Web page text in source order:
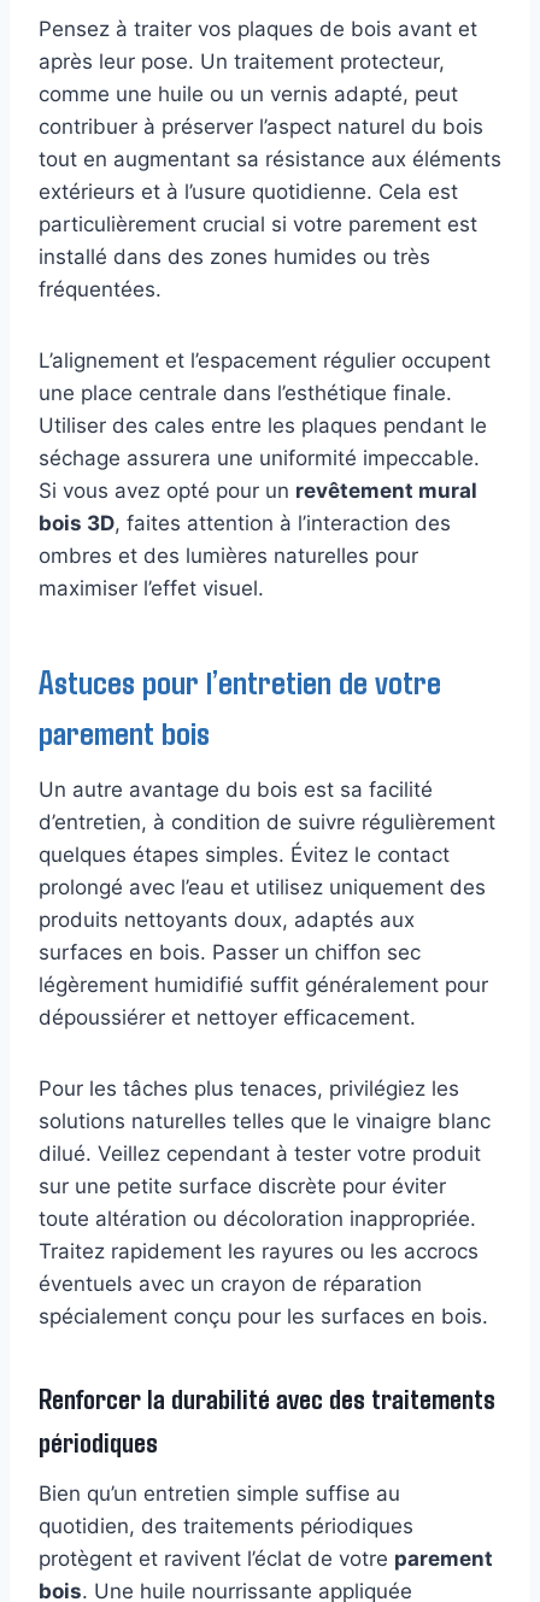
Pensez à traiter vos plaques de bois avant et
après leur pose. Un traitement protecteur,
comme une huile ou un vernis adapté, peut
contribuer à préserver l’aspect naturel du bois
tout en augmentant sa résistance aux éléments
extérieurs et à l’usure quotidienne. Cela est
particulièrement crucial si votre parement est
installé dans des zones humides ou très
fréquentées.
L’alignement et l’espacement régulier occupent
une place centrale dans l’esthétique finale.
Utiliser des cales entre les plaques pendant le
séchage assurera une uniformité impeccable.
Si vous avez opté pour un revêtement mural
bois 3D, faites attention à l’interaction des
ombres et des lumières naturelles pour
maximiser l’effet visuel.
Astuces pour l’entretien de votre
parement bois
Un autre avantage du bois est sa facilité
d’entretien, à condition de suivre régulièrement
quelques étapes simples. Évitez le contact
prolongé avec l’eau et utilisez uniquement des
produits nettoyants doux, adaptés aux
surfaces en bois. Passer un chiffon sec
légèrement humidifié suffit généralement pour
dépoussiérer et nettoyer efficacement.
Pour les tâches plus tenaces, privilégiez les
solutions naturelles telles que le vinaigre blanc
dilué. Veillez cependant à tester votre produit
sur une petite surface discrète pour éviter
toute altération ou décoloration inappropriée.
Traitez rapidement les rayures ou les accrocs
éventuels avec un crayon de réparation
spécialement conçu pour les surfaces en bois.
Renforcer la durabilité avec des traitements
périodiques
Bien qu’un entretien simple suffise au
quotidien, des traitements périodiques
protègent et ravivent l’éclat de votre parement
bois. Une huile nourrissante appliquée